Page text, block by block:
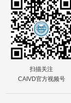
扫描关注
CAIVD官方视频号